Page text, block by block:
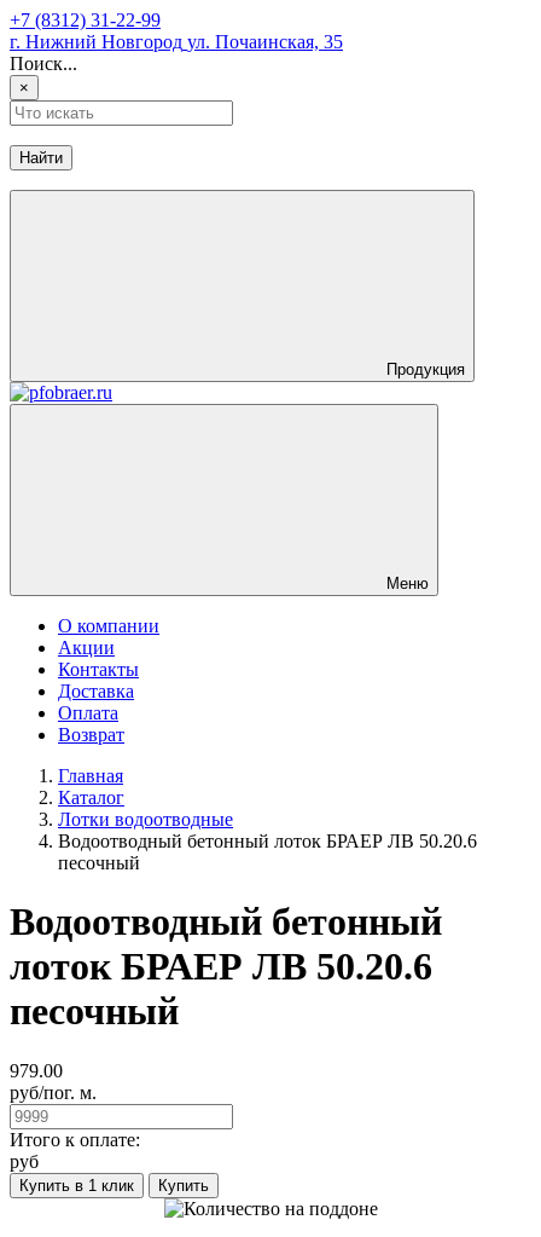
+7 (8312) 31-22-99
г. Нижний Новгород ул. Почаинская, 35
Поиск...
×
Найти
Продукция
Меню
О компании
Акции
Контакты
Доставка
Оплата
Возврат
Главная
Каталог
Лотки водоотводные
Водоотводный бетонный лоток БРАЕР ЛВ 50.20.6
песочный
Водоотводный бетонный
лоток БРАЕР ЛВ 50.20.6
песочный
979.00
руб/пог. м.
Итого к оплате:
руб
Купить в 1 клик Купить